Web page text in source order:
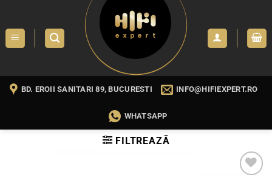
content
BD. EROII SANITARI 89, BUCURESTI INFO@HIFIEXPERT.RO
WHATSAPP
FILTREAZĂ